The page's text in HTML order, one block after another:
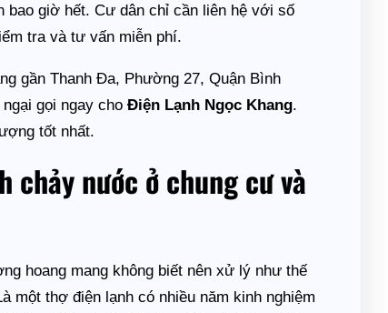
giờ hết. Cư dân chỉ cần liên hệ với số
tra và tư vấn miễn phí.
gần Thanh Đa, Phường 27, Quận Bình
ngại gọi ngay choĐiện Lạnh Ngọc Khang.
tốt nhất.
nước ở chung cư và
hoang mang không biết nên xử lý như thế
một thợ điện lạnh có nhiều năm kinh nghiệm